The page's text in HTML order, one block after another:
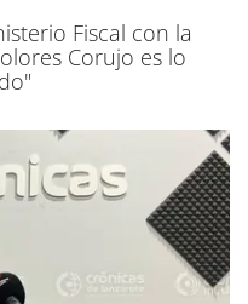
Fiscal con la
Corujo es lo